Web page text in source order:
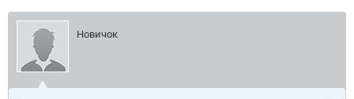
Новичок